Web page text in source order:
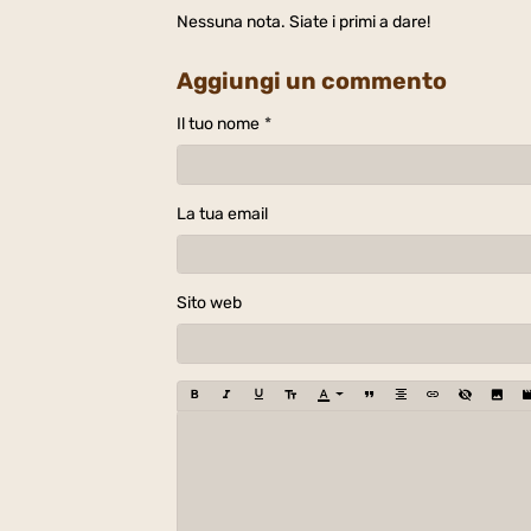
Nessuna nota. Siate i primi a dare!
Aggiungi un commento
Il tuo nome
La tua email
Sito web